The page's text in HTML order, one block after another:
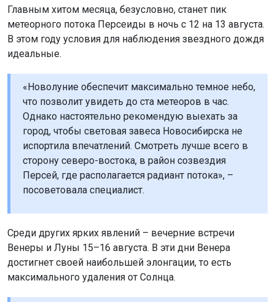
Главным хитом месяца, безусловно, станет пик
метеорного потока Персеиды в ночь с 12 на 13 августа.
В этом году условия для наблюдения звездного дождя
идеальные.
«Новолуние обеспечит максимально темное небо,
что позволит увидеть до ста метеоров в час.
Однако настоятельно рекомендую выехать за
город, чтобы световая завеса Новосибирска не
испортила впечатлений. Смотреть лучше всего в
сторону северо-востока, в район созвездия
Персей, где располагается радиант потока», –
посоветовала специалист.
Среди других ярких явлений – вечерние встречи
Венеры и Луны 15–16 августа. В эти дни Венера
достигнет своей наибольшей элонгации, то есть
максимального удаления от Солнца.